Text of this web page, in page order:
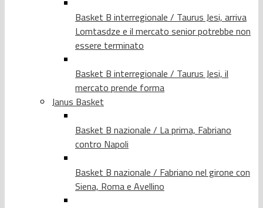
Basket B interregionale / Taurus Jesi, arriva
Lomtasdze e il mercato senior potrebbe non
essere terminato
Basket B interregionale / Taurus Jesi, il
mercato prende forma
Janus Basket
Basket B nazionale / La prima, Fabriano
contro Napoli
Basket B nazionale / Fabriano nel girone con
Siena, Roma e Avellino